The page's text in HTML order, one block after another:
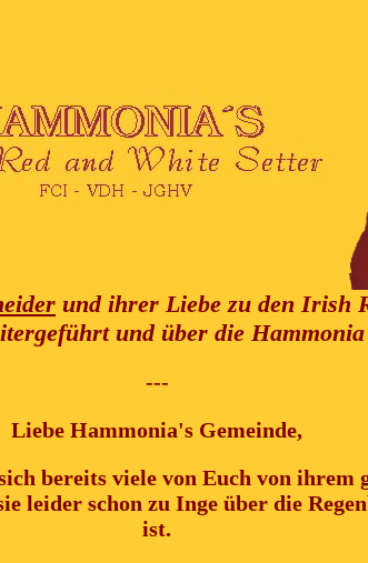
und ihrer Liebe zu den Irish
und über die
---
Liebe Hammonia's Gemeinde,
bereits viele von Euch von ihrem
leider schon zu Inge über die
ist.